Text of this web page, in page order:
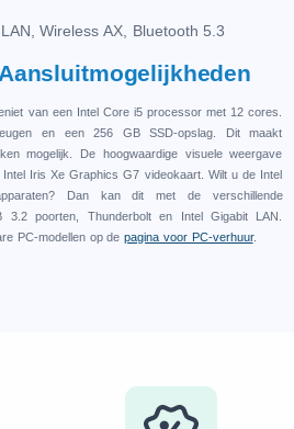
Wireless AX, Bluetooth 5.3
van een Intel Core i5 processor met 12 cores.
en een 256 GB SSD-opslag. Dit maakt
mogelijk. De hoogwaardige visuele weergave
Iris Xe Graphics G7 videokaart. Wilt u de Intel
Dan kan dit met de verschillende
3.2 poorten, Thunderbolt en Intel Gigabit LAN.
PC-modellen op depagina voor PC-verhuur.